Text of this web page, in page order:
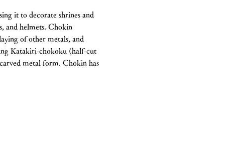
it to decorate shrines and
and helmets. Chokin
of other metals, and
Katakiri-chokoku (half-cut
metal form. Chokin has